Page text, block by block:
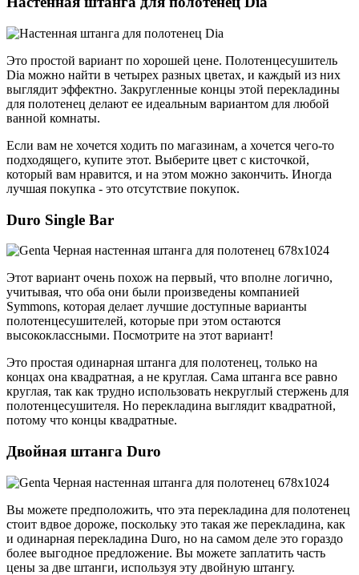
Это простой вариант по хорошей цене. Полотенцесушитель
Dia можно найти в четырех разных цветах, и каждый из них
выглядит эффектно. Закругленные концы этой перекладины
для полотенец делают ее идеальным вариантом для любой
ванной комнаты.
Если вам не хочется ходить по магазинам, а хочется чего-то
подходящего, купите этот. Выберите цвет с кисточкой,
который вам нравится, и на этом можно закончить. Иногда
лучшая покупка - это отсутствие покупок.
Duro Single Bar
Этот вариант очень похож на первый, что вполне логично,
учитывая, что оба они были произведены компанией
Symmons, которая делает лучшие доступные варианты
полотенцесушителей, которые при этом остаются
высококлассными. Посмотрите на этот вариант!
Это простая одинарная штанга для полотенец, только на
концах она квадратная, а не круглая. Сама штанга все равно
круглая, так как трудно использовать некруглый стержень для
полотенцесушителя. Но перекладина выглядит квадратной,
потому что концы квадратные.
Двойная штанга Duro
Вы можете предположить, что эта перекладина для полотенец
стоит вдвое дороже, поскольку это такая же перекладина, как
и одинарная перекладина Duro, но на самом деле это гораздо
более выгодное предложение. Вы можете заплатить часть
цены за две штанги, используя эту двойную штангу.